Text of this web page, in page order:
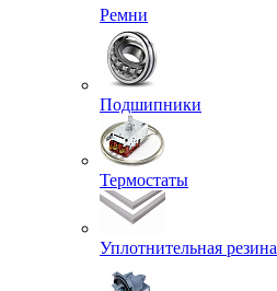
Ремни
Подшипники
Термостаты
Уплотнительная резина